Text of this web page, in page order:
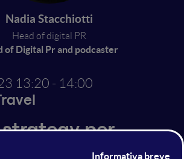
Nadia Stacchiotti
Head of digital PR
of Digital Pr and podcaster
13:20 - 14:00
per
ospitalità